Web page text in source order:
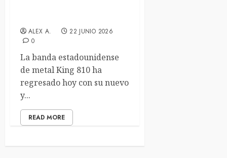
ALEX A.
22 JUNIO 2026
0
La banda estadounidense
de metal King 810 ha
regresado hoy con su nuevo
y...
READ MORE